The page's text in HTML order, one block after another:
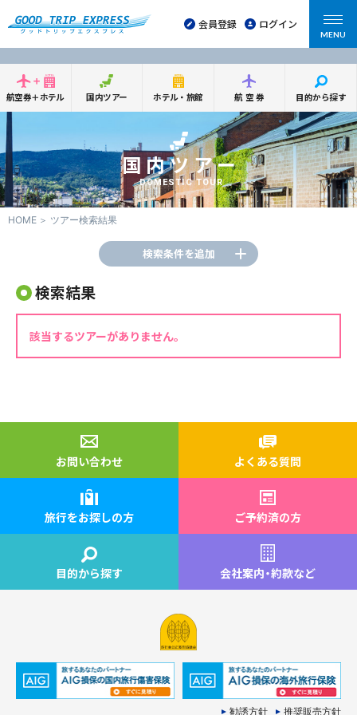
会員登録 ログイン
MENU
航空券＋ホテル 国内ツアー ホテル・旅館 航空券 目的から探す
国内ツアー
DOMESTIC TOUR
HOME ツアー検索結果
検索条件を追加
検索結果
該当するツアーがありません。
お問い合わせ よくある質問
旅行をお探しの方 ご予約済の方
目的から探す 会社案内・約款など
勧誘方針 推奨販売方針